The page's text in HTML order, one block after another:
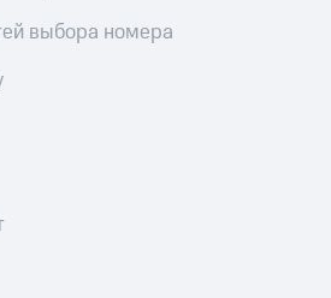
выбора номера